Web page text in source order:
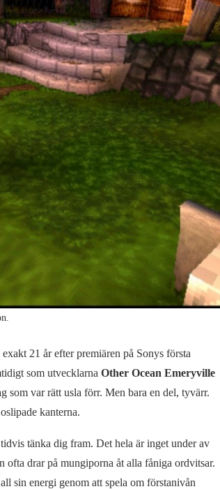
21 år efter premiären på Sonys första
som utvecklarna Other Ocean Emeryville
som var rätt usla förr. Men bara en del, tyvärr.
kanterna.
tänka dig fram. Det hela är inget under av
drar på mungiporna åt alla fåniga ordvitsar.
sin energi genom att spela om förstanivån